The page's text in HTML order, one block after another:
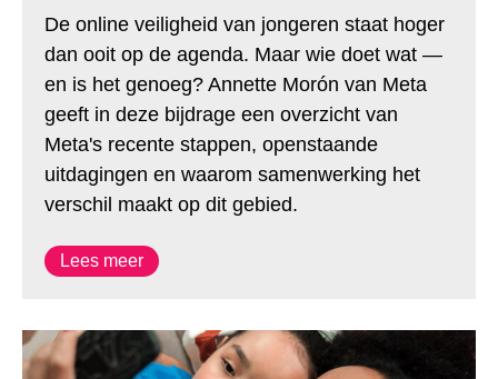
De online veiligheid van jongeren staat hoger
dan ooit op de agenda. Maar wie doet wat —
en is het genoeg? Annette Morón van Meta
geeft in deze bijdrage een overzicht van
Meta's recente stappen, openstaande
uitdagingen en waarom samenwerking het
verschil maakt op dit gebied.
Lees meer